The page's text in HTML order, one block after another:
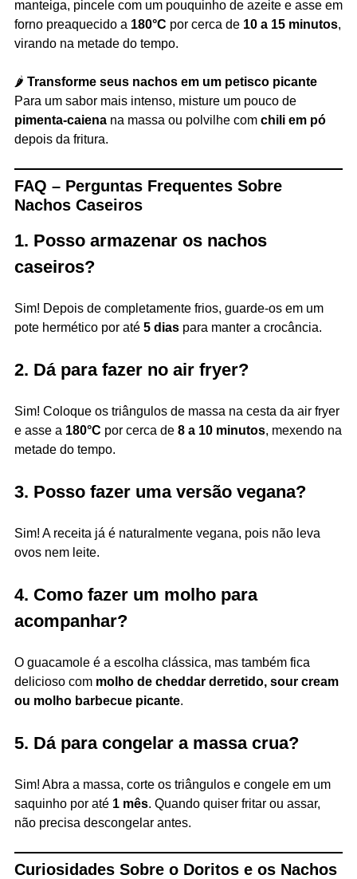
manteiga, pincele com um pouquinho de azeite e asse em
forno preaquecido a 180°C por cerca de 10 a 15 minutos,
virando na metade do tempo.
🌶️ Transforme seus nachos em um petisco picante
Para um sabor mais intenso, misture um pouco de
pimenta-caienana massa ou polvilhe com chili em pó
depois da fritura.
FAQ – Perguntas Frequentes Sobre
Nachos Caseiros
1. Posso armazenar os nachos
caseiros?
Sim! Depois de completamente frios, guarde-os em um
pote hermético por até 5 diaspara manter a crocância.
2. Dá para fazer no air fryer?
Sim! Coloque os triângulos de massa na cesta da air fryer
e asse a 180°C por cerca de 8 a 10 minutos, mexendo na
metade do tempo.
3. Posso fazer uma versão vegana?
Sim! A receita já é naturalmente vegana, pois não leva
ovos nem leite.
4. Como fazer um molho para
acompanhar?
O guacamole é a escolha clássica, mas também fica
delicioso com molho de cheddar derretido, sour cream
ou molho barbecue picante.
5. Dá para congelar a massa crua?
Sim! Abra a massa, corte os triângulos e congele em um
saquinho por até 1 mês. Quando quiser fritar ou assar,
não precisa descongelar antes.
Curiosidades Sobre o Doritos e os Nachos